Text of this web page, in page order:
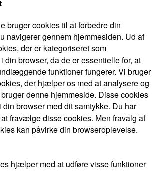
bruger cookies til at forbedre din
navigerer gennem hjemmesiden. Ud af
der er kategoriseret som
din browser, da de er essentielle for, at
funktioner fungerer. Vi bruger
der hjælper os med at analysere og
denne hjemmeside. Disse cookies
browser med dit samtykke. Du har
fravælge disse cookies. Men fravalg af
kan påvirke din browseroplevelse.
hjælper med at udføre visse funktioner